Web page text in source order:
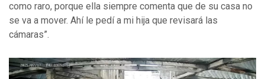
como raro, porque ella siempre comenta que de su casa no
se va a mover. Ahí le pedí a mi hija que revisará las
cámaras”.